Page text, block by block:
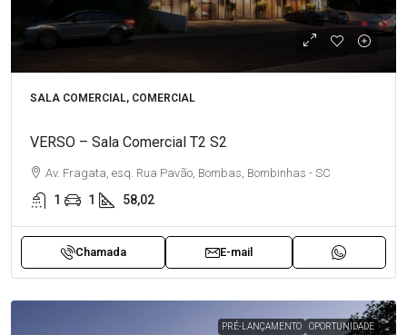
SALA COMERCIAL, COMERCIAL
VERSO – Sala Comercial T2 S2
Av. Fragata, esq. Rua Pavão, Bombas, Bombinhas - SC
1 1 58,02
Chamada E-mail
PRÉ-LANÇAMENTO OPORTUNIDADE